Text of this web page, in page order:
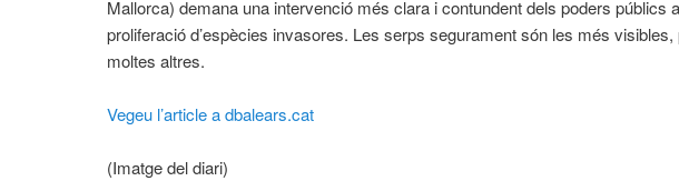
Mallorca) demana una intervenció més clara i contundent dels poders públics
proliferació d’espècies invasores. Les serps segurament són les més visibles,
moltes altres.
Vegeu l’article a dbalears.cat
(Imatge del diari)